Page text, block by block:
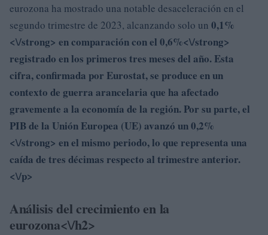
eurozona ha mostrado una notable desaceleración en el
segundo trimestre de 2023, alcanzando solo un 0,1%
<\/strong> en comparación con el 0,6%<\/strong>
registrado en los primeros tres meses del año. Esta
cifra, confirmada por Eurostat, se produce en un
contexto de guerra arancelaria que ha afectado
gravemente a la economía de la región. Por su parte, el
PIB de la Unión Europea (UE) avanzó un0,2%
<\/strong> en el mismo periodo, lo que representa una
caída de tres décimas respecto al trimestre anterior.
<\/p>
Análisis del crecimiento en la
eurozona<\/h2>